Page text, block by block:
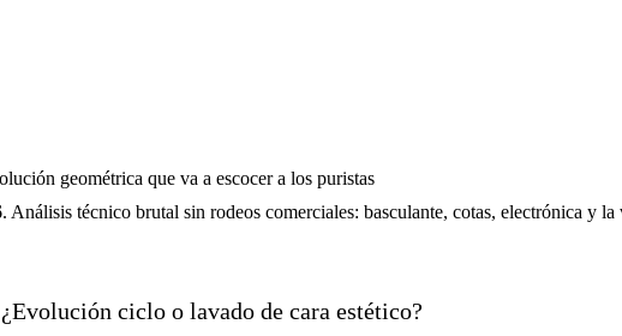
geométrica que va a escocer a los puristas
. Análisis técnico brutal sin rodeos comerciales: basculante, cotas, electrónica y
¿Evolución ciclo o lavado de cara estético?